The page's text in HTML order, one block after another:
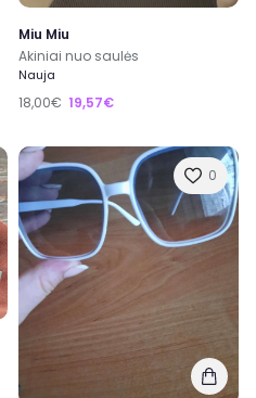
Miu Miu
Akiniai nuo saulės
Nauja
18,00€ 19,57€
0